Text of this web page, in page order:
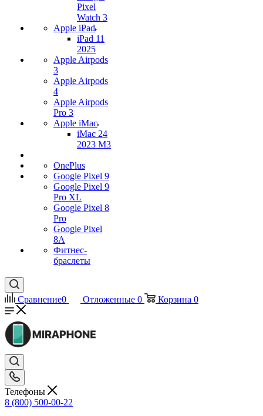
Pixel
Watch 3
Apple iPad
iPad 11
2025
Apple Airpods
3
Apple Airpods
4
Apple Airpods
Pro 3
Apple iMac
iMac 24
2023 M3
OnePlus
Google Pixel 9
Google Pixel 9
Pro XL
Google Pixel 8
Pro
Google Pixel
8A
Фитнес-
браслеты
Сравнение0 Отложенные 0 Корзина 0
Телефоны
8 (800) 500-00-22